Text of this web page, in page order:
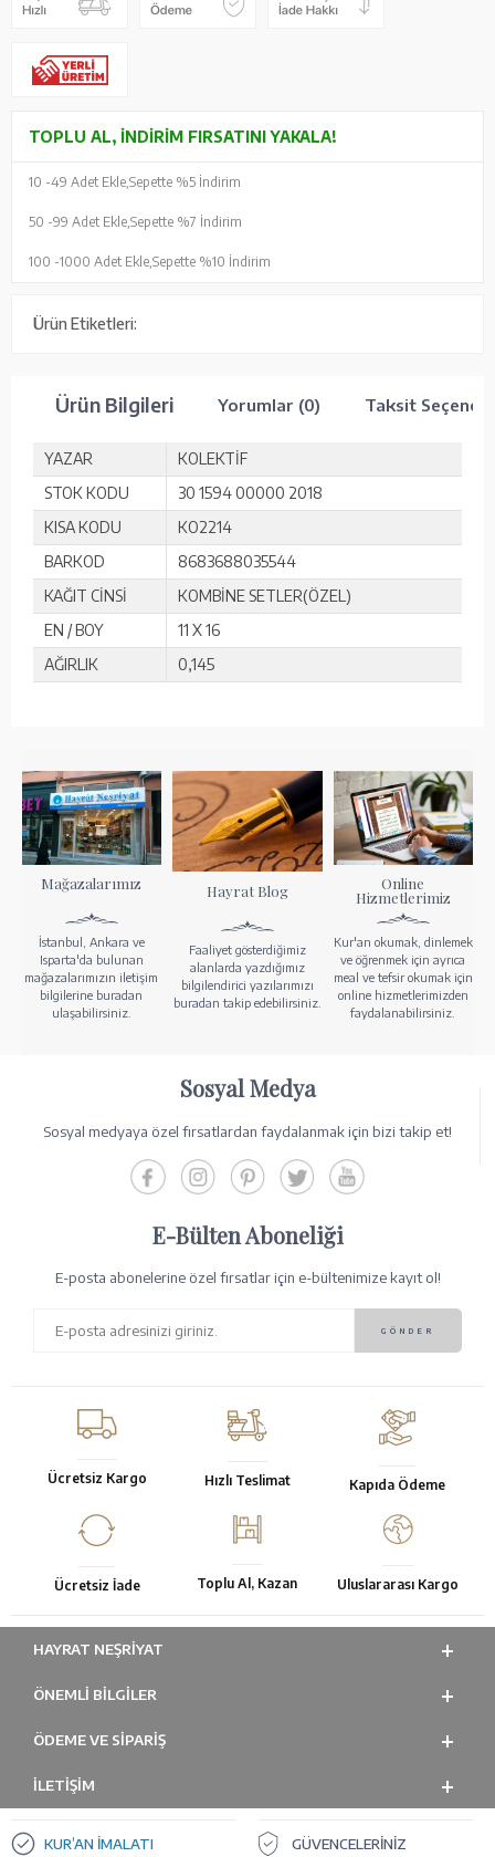
TOPLU AL, İNDIRIM FIRSATINI YAKALA!
10 -49 Adet Ekle, Sepette %5 İndirim
50 -99 Adet Ekle, Sepette %7 İndirim
100 -1000 Adet Ekle, Sepette %10 İndirim
Ürün Etiketleri:
Ürün Bilgileri Yorumlar (0) Taksit
YAZAR
KOLEKTİF
STOK KODU
30 1594 00000 2018
KISA KODU
KO2214
BARKOD
8683688035544
KAĞIT CİNSİ
KOMBİNE SETLER(ÖZEL)
EN / BOY
11 X 16
AĞIRLIK
0,145
Mağazalarımız
İstanbul, Ankara ve
Isparta'da bulunan
mağazalarımızın iletişim
bilgilerine buradan
ulaşabilirsiniz.
Hayrat Blog
Faaliyet gösterdiğimiz
alanlarda yazdığımız
bilgilendirici yazılarımızı
buradan takip edebilirsiniz.
Online
Hizmetlerimiz
Kur'an okumak, dinlemek
ve öğrenmek için ayrıca
meal ve tefsir okumak için
online hizmetlerimizden
faydalanabilirsiniz.
Sosyal Medya
Sosyal medyaya özel fırsatlardan faydalanmak için bizi takip et!
E-Bülten Aboneliği
E-posta abonelerine özel fırsatlar için e-bültenimize kayıt ol!
Ücretsiz Kargo Hızlı Teslimat Kapıda Ödeme
Ücretsiz İade Toplu Al, Kazan Uluslararası Kargo
HAYRAT NEŞRIYAT
ÖNEMLI BILGILER
ÖDEME VE SİPARİŞ
İLETİŞİM
KUR’AN İMALATI GÜVENCELERİNİZ